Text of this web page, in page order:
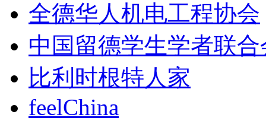
全德华人机电工程协会
中国留德学生学者联合
比利时根特人家
feelChina